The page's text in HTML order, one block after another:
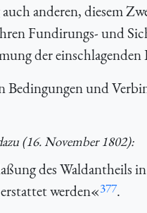
anderen, diesem
Fundirungs- und
der
Bedingungen und
(16. November 1802):
des Waldantheils
werden«377.